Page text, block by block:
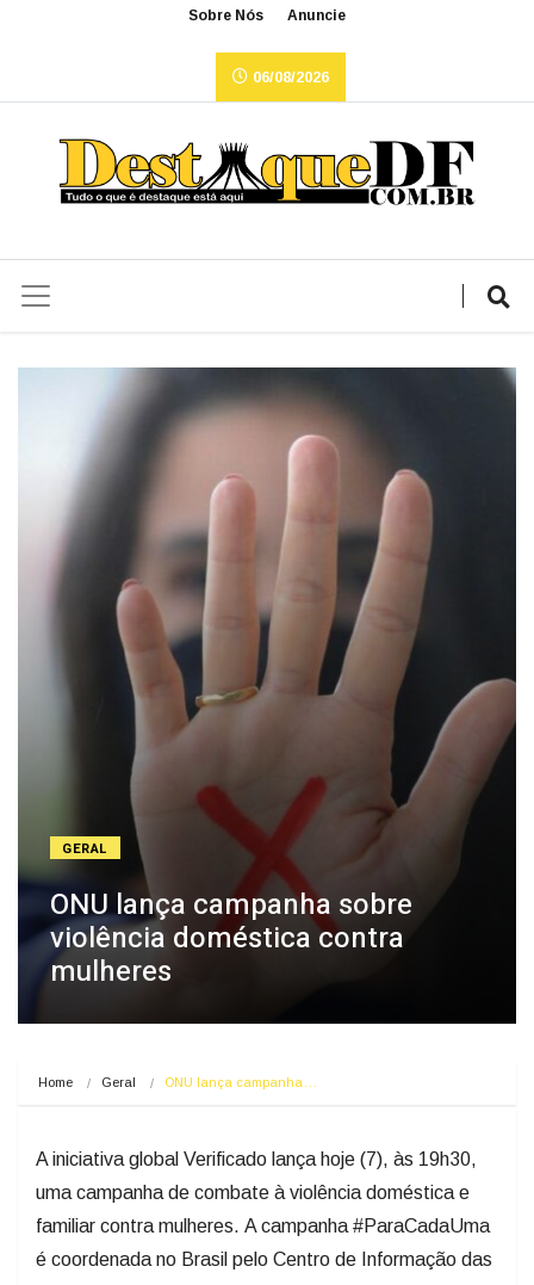
Sobre Nós Anuncie
06/08/2026
GERAL
ONU lança campanha sobre
violência doméstica contra
mulheres
Home Geral ONU lança campanha…
A iniciativa global Verificado lança hoje (7), às 19h30,
uma campanha de combate à violência doméstica e
familiar contra mulheres. A campanha #ParaCadaUma
é coordenada no Brasil pelo Centro de Informação das